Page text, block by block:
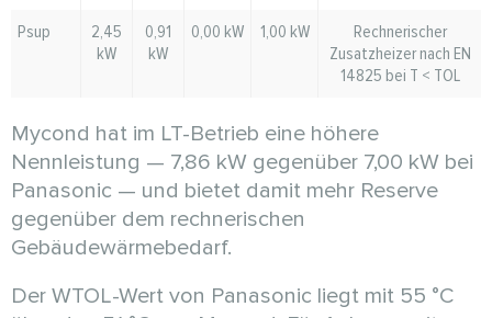
Psup
2,45
kW
0,91
kW
0,00 kW 1,00 kW
Rechnerischer
Zusatzheizer nach EN
14825 bei T < TOL
Mycond hat im LT-Betrieb eine höhere
Nennleistung — 7,86 kW gegenüber 7,00 kW bei
Panasonic — und bietet damit mehr Reserve
gegenüber dem rechnerischen
Gebäudewärmebedarf.
Der WTOL-Wert von Panasonic liegt mit 55 °C